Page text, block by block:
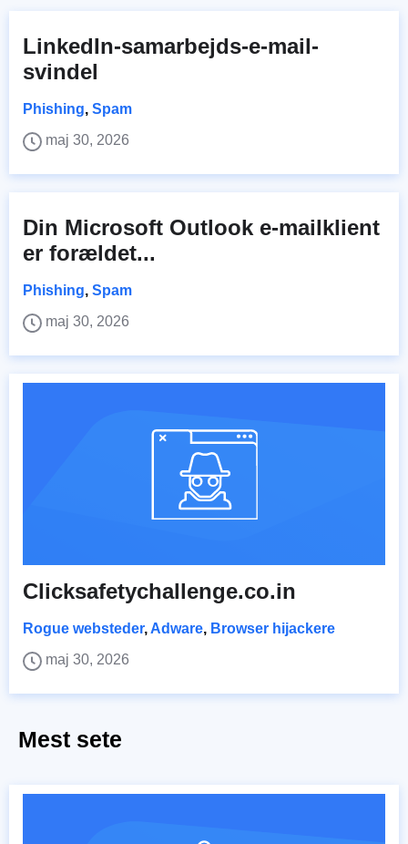
LinkedIn-samarbejds-e-mail-
svindel
Phishing, Spam
maj 30, 2026
Din Microsoft Outlook e-mailklient
er forældet...
Phishing, Spam
maj 30, 2026
Clicksafetychallenge.co.in
Rogue websteder, Adware, Browser hijackere
maj 30, 2026
Mest sete